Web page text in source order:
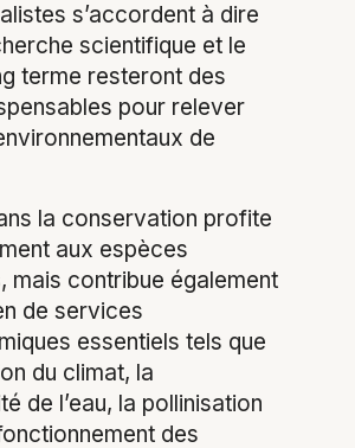
s’accordent à dire
scientifique et le
terme resteront des
pour relever
de
la conservation profite
aux espèces
mais contribue également
de services
essentiels tels que
du climat, la
de l’eau, la pollinisation
des